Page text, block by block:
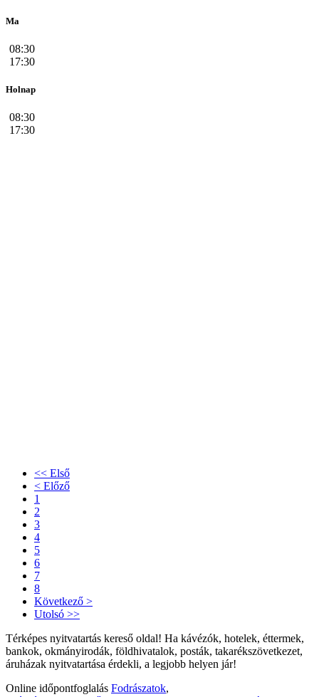
Ma
08:30
17:30
Holnap
08:30
17:30
<< Első
< Előző
1
2
3
4
5
6
7
8
Következő >
Utolsó >>
Térképes nyitvatartás kereső oldal! Ha kávézók, hotelek, éttermek,
bankok, okmányirodák, földhivatalok, posták, takarékszövetkezet,
áruházak nyitvatartása érdekli, a legjobb helyen jár!
Online időpontfoglalás Fodrászatok,